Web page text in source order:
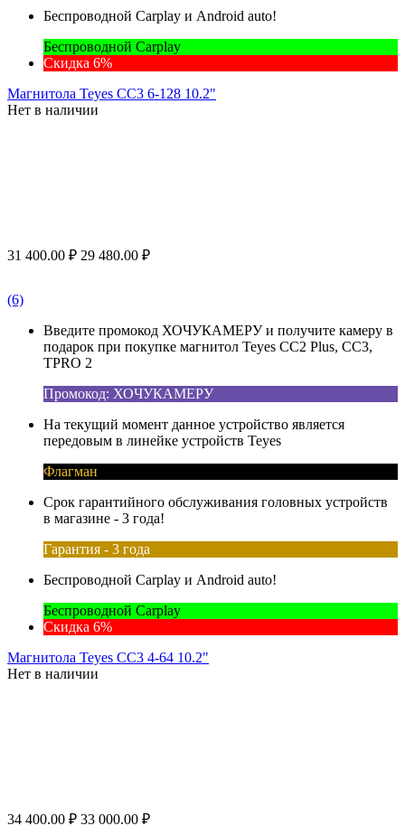
Беспроводной Carplay и Android auto!
Беспроводной Carplay
Скидка 6%
Магнитола Teyes CC3 6-128 10.2"
Нет в наличии
31 400.00 ₽ 29 480.00 ₽
(6)
Введите промокод ХОЧУКАМЕРУ и получите камеру в
подарок при покупке магнитол Teyes CC2 Plus, CC3,
TPRO 2
Промокод: ХОЧУКАМЕРУ
На текущий момент данное устройство является
передовым в линейке устройств Teyes
Флагман
Срок гарантийного обслуживания головных устройств
в магазине - 3 года!
Гарантия - 3 года
Беспроводной Carplay и Android auto!
Беспроводной Carplay
Скидка 6%
Магнитола Teyes CC3 4-64 10.2"
Нет в наличии
34 400.00 ₽ 33 000.00 ₽